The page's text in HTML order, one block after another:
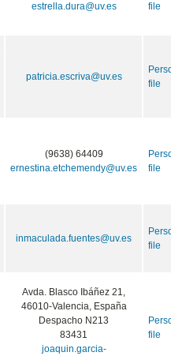
estrella.dura@uv.es
file
patricia.escriva@uv.es
file
(9638) 64409
ernestina.etchemendy@uv.es
file
inmaculada.fuentes@uv.es
file
Avda. Blasco Ibáñez 21,
46010-Valencia, España
Despacho N213
83431
joaquin.garcia-
file